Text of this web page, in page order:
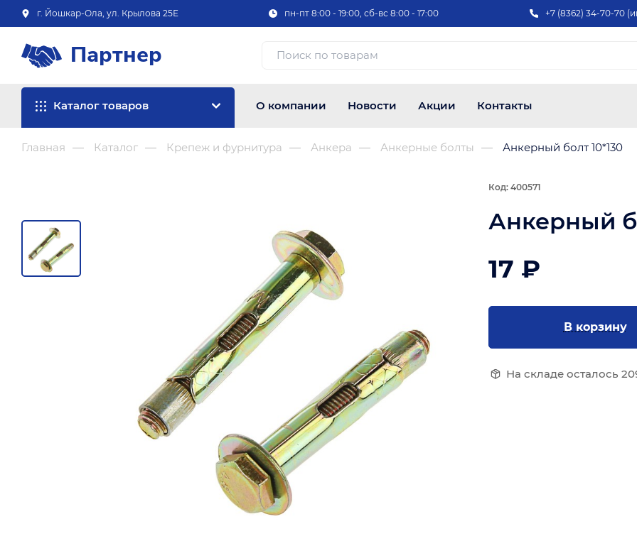
г. Йошкар-Ола, ул. Крылова 25Е пн-пт 8:00 - 19:00, сб-вс 8:00 - 17:00 +7 (8362) 34-70-70
Партнер
Каталог товаров О компании Новости Акции Контакты
Главная Каталог Крепеж и фурнитура Анкера Анкерные болты Анкерный болт 10*130
Код: 400571
Анкерный
17 ₽
В корзину
На складе осталось